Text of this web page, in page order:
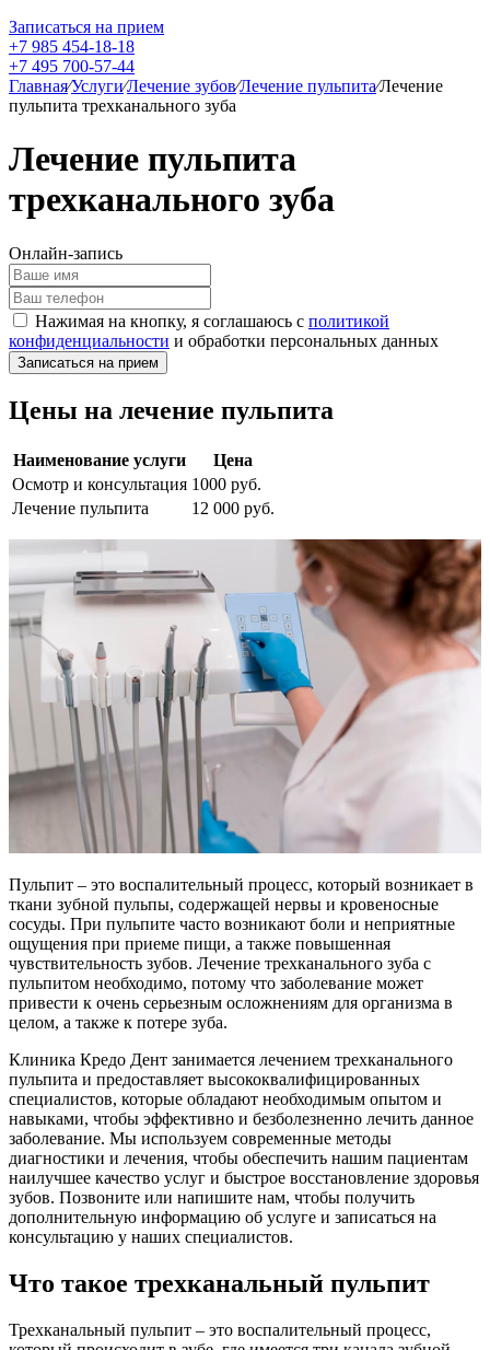
Записаться на прием
+7 985 454-18-18
+7 495 700-57-44
Главная⁄Услуги⁄Лечение зубов⁄Лечение пульпита⁄Лечение
пульпита трехканального зуба
Лечение пульпита
трехканального зуба
Онлайн-запись
Нажимая на кнопку, я соглашаюсь с политикой
конфиденциальности и обработки персональных данных
Цены на лечение пульпита
Наименование услуги
Цена
Осмотр и консультация 1000 руб.
Лечение пульпита
12 000 руб.
Пульпит – это воспалительный процесс, который возникает в
ткани зубной пульпы, содержащей нервы и кровеносные
сосуды. При пульпите часто возникают боли и неприятные
ощущения при приеме пищи, а также повышенная
чувствительность зубов. Лечение трехканального зуба с
пульпитом необходимо, потому что заболевание может
привести к очень серьезным осложнениям для организма в
целом, а также к потере зуба.
Клиника Кредо Дент занимается лечением трехканального
пульпита и предоставляет высококвалифицированных
специалистов, которые обладают необходимым опытом и
навыками, чтобы эффективно и безболезненно лечить данное
заболевание. Мы используем современные методы
диагностики и лечения, чтобы обеспечить нашим пациентам
наилучшее качество услуг и быстрое восстановление здоровья
зубов. Позвоните или напишите нам, чтобы получить
дополнительную информацию об услуге и записаться на
консультацию у наших специалистов.
Что такое трехканальный пульпит
Трехканальный пульпит – это воспалительный процесс,